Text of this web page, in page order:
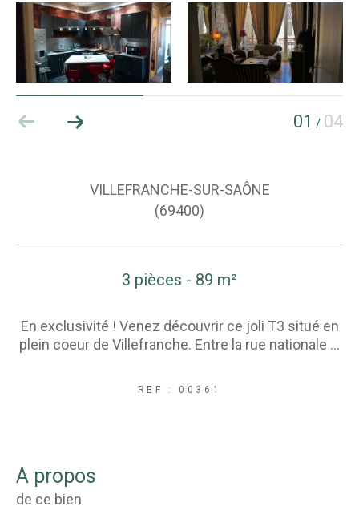
01 / 04
VILLEFRANCHE-SUR-SAÔNE
(69400)
3 pièces - 89 m²
En exclusivité ! Venez découvrir ce joli T3 situé en
plein coeur de Villefranche. Entre la rue nationale ...
REF : 00361
a propos
de ce bien